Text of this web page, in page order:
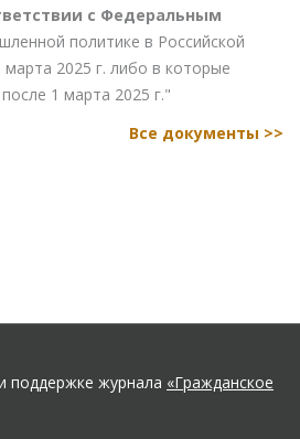
с Федеральным
политике в Российской
2025 г. либо в которые
1 марта 2025 г."
Все документы >>
поддержке журнала «Гражданское